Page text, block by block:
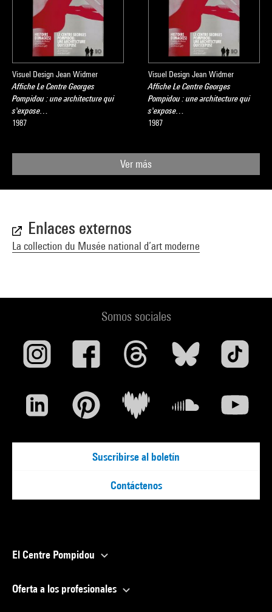
Visuel Design Jean Widmer
Affiche Le Centre Georges
Pompidou : une architecture qui
s'expose…
1987
Visuel Design Jean Widmer
Affiche Le Centre Georges
Pompidou : une architecture qui
s'expose…
1987
Ver más
Enlaces externos
La collection du Musée national d’art moderne
Somos sociales
Suscribirse al boletín
Contáctenos
El Centre Pompidou
Oferta a los profesionales